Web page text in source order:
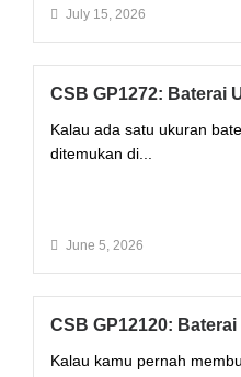
July 15, 2026
CSB GP1272: Baterai
Kalau ada satu ukuran
ditemukan di...
June 5, 2026
CSB GP12120:
Kalau kamu pernah